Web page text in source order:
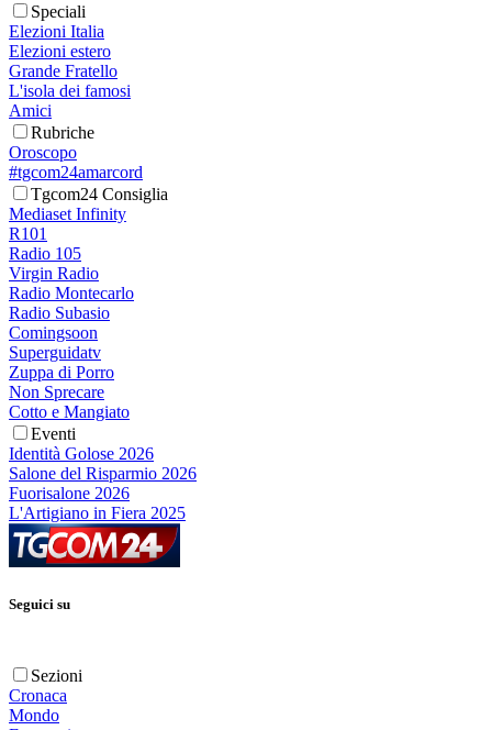
Speciali
Elezioni Italia
Elezioni estero
Grande Fratello
L'isola dei famosi
Amici
Rubriche
Oroscopo
#tgcom24amarcord
Tgcom24 Consiglia
Mediaset Infinity
R101
Radio 105
Virgin Radio
Radio Montecarlo
Radio Subasio
Comingsoon
Superguidatv
Zuppa di Porro
Non Sprecare
Cotto e Mangiato
Eventi
Identità Golose 2026
Salone del Risparmio 2026
Fuorisalone 2026
L'Artigiano in Fiera 2025
Seguici su
Sezioni
Cronaca
Mondo